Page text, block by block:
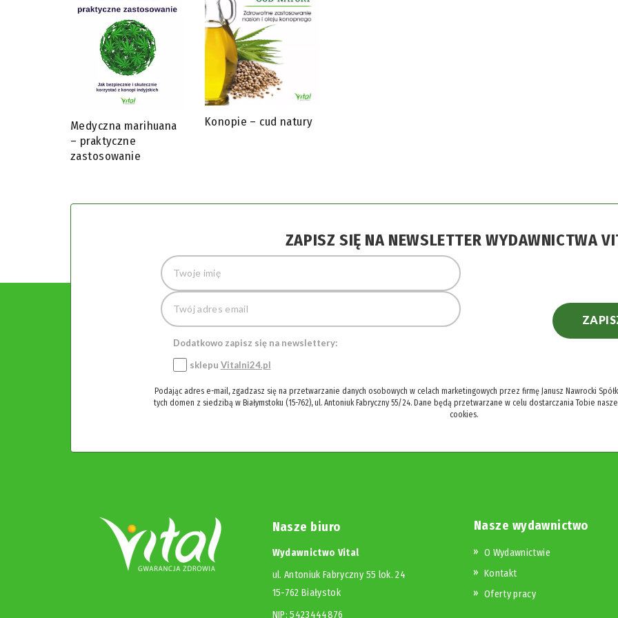
Medyczna marihuana
– praktyczne
zastosowanie
Konopie – cud natury
ZAPISZ SIĘ NA NEWSLETTER WYDAWNICTWA
Dodatkowo zapisz się na newslettery:
sklepu Vitalni24.pl
Podając adres e-mail, zgadzasz się na przetwarzanie danych osobowych w celach marketingowych przez firmę Janusz Nawrocki
tych domen z siedzibą w Białymstoku (15-762), ul. Antoniuk Fabryczny 55/24. Dane będą przetwarzane w celu dostarczania Tobie
cookies.
Nasze biuro
Wydawnictwo Vital
ul. Antoniuk Fabryczny 55 lok. 24
15-762 Białystok
NIP: 5423444876
Nasze wydawnictwo
O Wydawnictwie
Kontakt
Oferty pracy